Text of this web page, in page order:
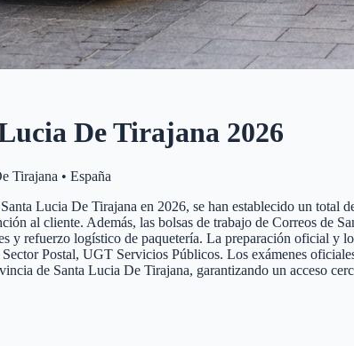
De Tirajana 2026
Tirajana • España
Lucia De Tirajana en 2026, se han establecido un total
al cliente. Además, las bolsas de trabajo de Correos de
y refuerzo logístico de paquetería. La preparación oficial y
Postal, UGT Servicios Públicos. Los exámenes
de Santa Lucia De Tirajana, garantizando un acceso